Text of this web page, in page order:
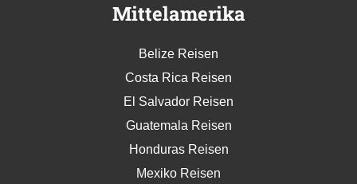
Mittelamerika
Belize Reisen
Costa Rica Reisen
El Salvador Reisen
Guatemala Reisen
Honduras Reisen
Mexiko Reisen